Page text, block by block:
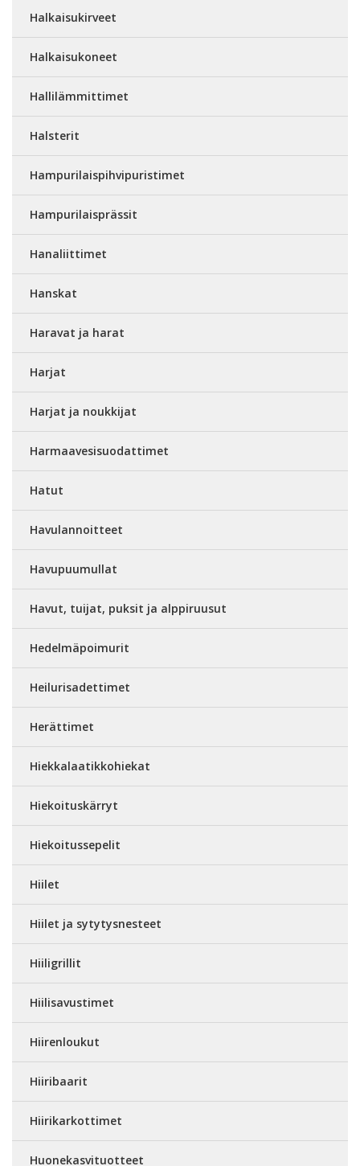
Halkaisukirveet
Halkaisukoneet
Hallilämmittimet
Halsterit
Hampurilaispihvipuristimet
Hampurilaisprässit
Hanaliittimet
Hanskat
Haravat ja harat
Harjat
Harjat ja noukkijat
Harmaavesisuodattimet
Hatut
Havulannoitteet
Havupuumullat
Havut, tuijat, puksit ja alppiruusut
Hedelmäpoimurit
Heilurisadettimet
Herättimet
Hiekkalaatikkohiekat
Hiekoituskärryt
Hiekoitussepelit
Hiilet
Hiilet ja sytytysnesteet
Hiiligrillit
Hiilisavustimet
Hiirenloukut
Hiiribaarit
Hiirikarkottimet
Huonekasvituotteet